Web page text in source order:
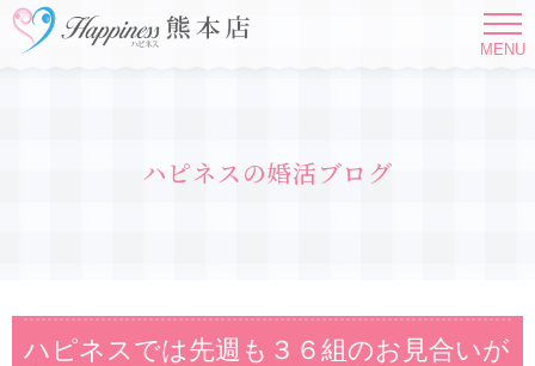
MENU
ハピネスの婚活ブログ
ハピネスでは先週も３６組のお見合いが